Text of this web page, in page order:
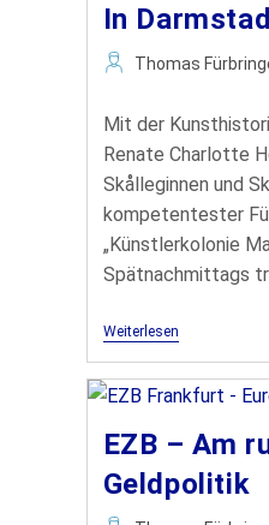
In
Thomas
Mit der
Renate Charlotte
Skålleginnen und
kompetentester
„Künstlerkolonie
Spätnachmittags
Weiterlesen
EZB – Am
Geldpolitik